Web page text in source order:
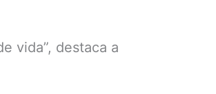
vida”, destaca a